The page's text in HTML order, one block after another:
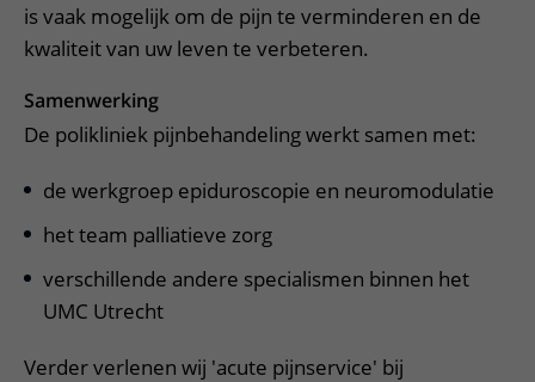
is vaak mogelijk om de pijn te verminderen en de
kwaliteit van uw leven te verbeteren.
Samenwerking
De polikliniek pijnbehandeling werkt samen met:
de werkgroep epiduroscopie en neuromodulatie
het team palliatieve zorg
verschillende andere specialismen binnen het
UMC Utrecht
Verder verlenen wij 'acute pijnservice' bij